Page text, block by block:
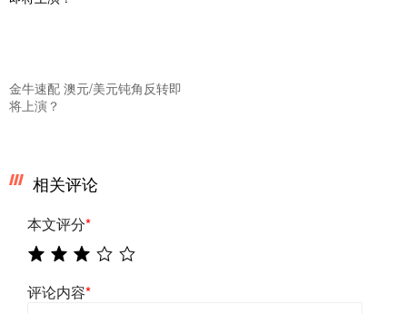
金牛速配 澳元/美元钝角反转即
将上演？
相关评论
本文评分*
评论内容*